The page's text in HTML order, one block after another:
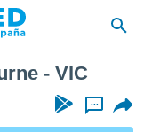
- VIC
...